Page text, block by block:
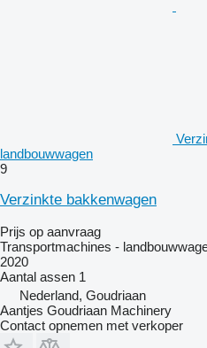
landbouwwagen
9
Verzinkte bakkenwagen
Prijs op aanvraag
Transportmachines -
2020
Aantal assen 1
Nederland, Goudriaan
Aantjes Goudriaan Machinery
Contact opnemen met verkoper